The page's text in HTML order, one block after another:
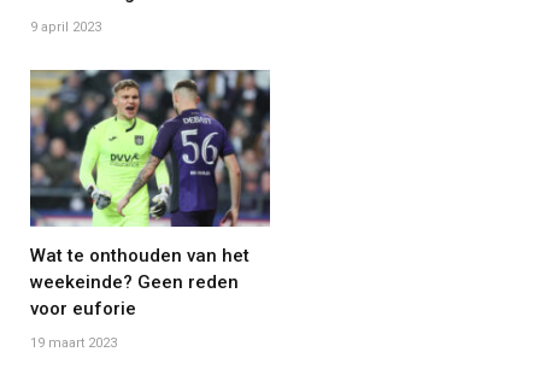
9 april 2023
Wat te onthouden van het
weekeinde? Geen reden
voor euforie
19 maart 2023